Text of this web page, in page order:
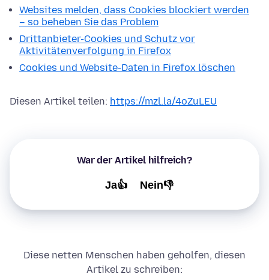
Websites melden, dass Cookies blockiert werden
– so beheben Sie das Problem
Drittanbieter-Cookies und Schutz vor
Aktivitätenverfolgung in Firefox
Cookies und Website-Daten in Firefox löschen
Diesen Artikel teilen: https://mzl.la/4oZuLEU
War der Artikel hilfreich?
Ja👍 Nein👎
Diese netten Menschen haben geholfen, diesen
Artikel zu schreiben: